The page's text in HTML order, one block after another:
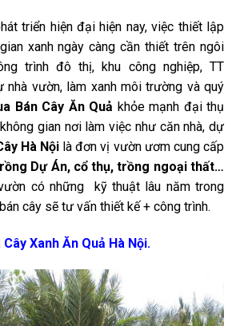
triển hiện đại hiện nay, việc thiết lập
xanh ngày càng cần thiết trên ngôi
trình đô thị, khu công nghiệp, TT
nhà vườn, làm xanh môi trường và quý
Bán Cây Ăn Quả khỏe mạnh đại thụ
gian nơi làm việc như căn nhà, dự
Hà Nộilà đơn vị vườn ươm cung cấp
Dự Án, cổ thụ, trồng ngoại thất…
có những kỹ thuật lâu năm trong
cây sẽ tư vấn thiết kế + công trình.
Cây Xanh Ăn Quả Hà Nội.